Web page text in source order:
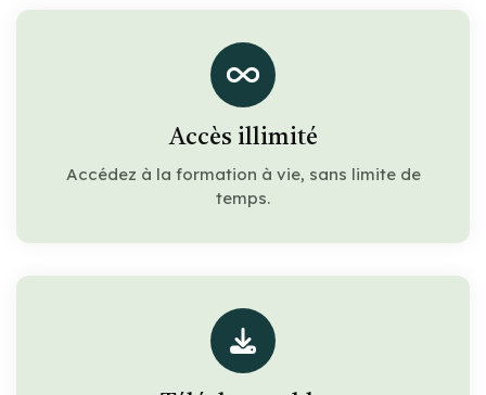
Accès illimité
Accédez à la formation à vie, sans limite de
temps.